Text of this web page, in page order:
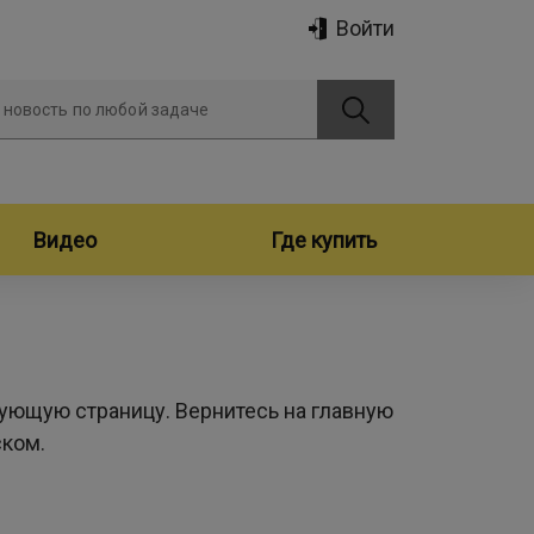
Войти
по любой задаче
Видео Где купить
страницу. Вернитесь на главную